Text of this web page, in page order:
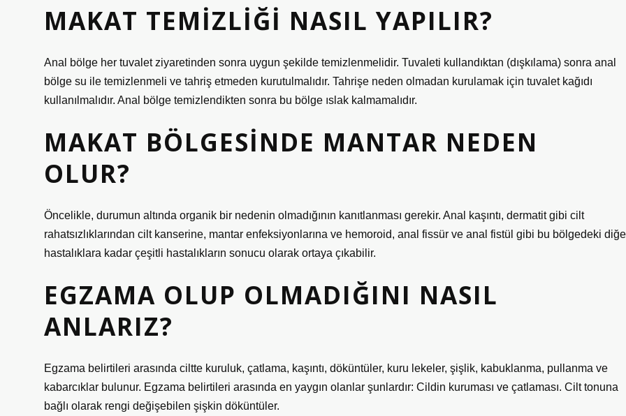
MAKAT TEMIZLIĞI NASIL YAPILIR?
Anal bölge her tuvalet ziyaretinden sonra uygun şekilde temizlenmelidir. Tuvaleti kullandıktan (dışkılama) sonra anal
bölge su ile temizlenmeli ve tahriş etmeden kurutulmalıdır. Tahrişe neden olmadan kurulamak için tuvalet kağıdı
kullanılmalıdır. Anal bölge temizlendikten sonra bu bölge ıslak kalmamalıdır.
MAKAT BÖLGESINDE MANTAR NEDEN
OLUR?
Öncelikle, durumun altında organik bir nedenin olmadığının kanıtlanması gerekir. Anal kaşıntı, dermatit gibi cilt
rahatsızlıklarından cilt kanserine, mantar enfeksiyonlarına ve hemoroid, anal fissür ve anal fistül gibi bu bölgedeki
hastalıklara kadar çeşitli hastalıkların sonucu olarak ortaya çıkabilir.
EGZAMA OLUP OLMADIĞINI NASIL
ANLARIZ?
Egzama belirtileri arasında ciltte kuruluk, çatlama, kaşıntı, döküntüler, kuru lekeler, şişlik, kabuklanma, pullanma ve
kabarcıklar bulunur. Egzama belirtileri arasında en yaygın olanlar şunlardır: Cildin kuruması ve çatlaması. Cilt tonuna
bağlı olarak rengi değişebilen şişkin döküntüler.